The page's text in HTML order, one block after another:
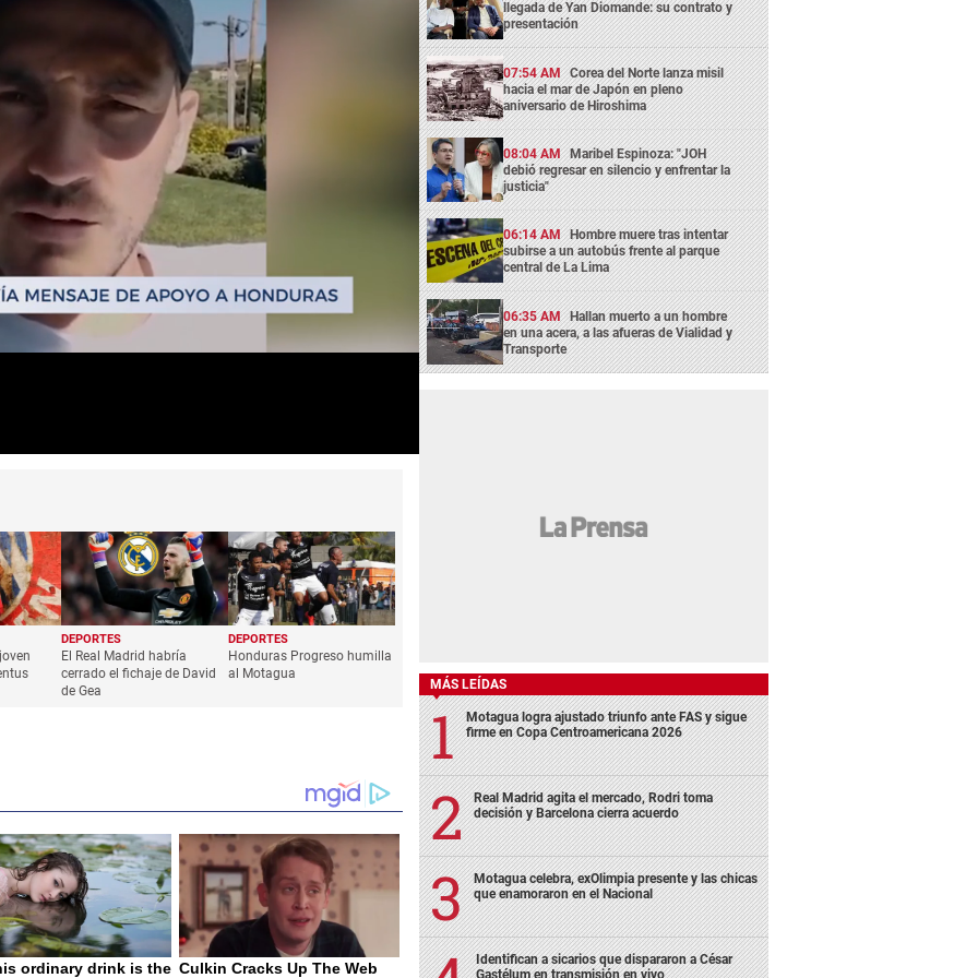
DEPORTES
El Real Madrid habría
cerrado el fichaje de David
de Gea
DEPORTES
Honduras Progreso humilla
al Motagua
llegada de Yan Diomande: su contrato y
presentación
07:54 AM Corea del Norte lanza misil
hacia el mar de Japón en pleno
aniversario de Hiroshima
08:04 AM Maribel Espinoza: "JOH
debió regresar en silencio y enfrentar la
justicia"
06:14 AM Hombre muere tras intentar
subirse a un autobús frente al parque
central de La Lima
06:35 AM Hallan muerto a un hombre
en una acera, a las afueras de Vialidad y
Transporte
MÁS LEÍDAS
Motagua logra ajustado triunfo ante FAS y sigue
firme en Copa Centroamericana 2026
Real Madrid agita el mercado, Rodri toma
decisión y Barcelona cierra acuerdo
Motagua celebra, exOlimpia presente y las chicas
que enamoraron en el Nacional
Identifican a sicarios que dispararon a César
Gastélum en transmisión en vivo